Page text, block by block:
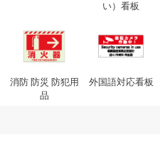
い）看板
消防 防災 防犯用
品
外国語対応看板